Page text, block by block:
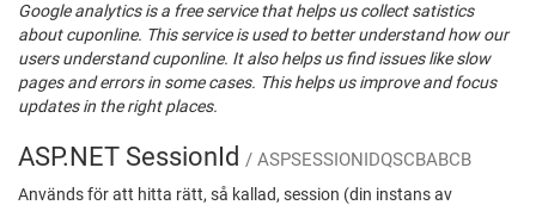
Google analytics is a free service that helps us collect satistics
about cuponline. This service is used to better understand how our
users understand cuponline. It also helps us find issues like slow
pages and errors in some cases. This helps us improve and focus
updates in the right places.
ASP.NET SessionId / ASPSESSIONIDQSCBABCB
Används för att hitta rätt, så kallad, session (din instans av